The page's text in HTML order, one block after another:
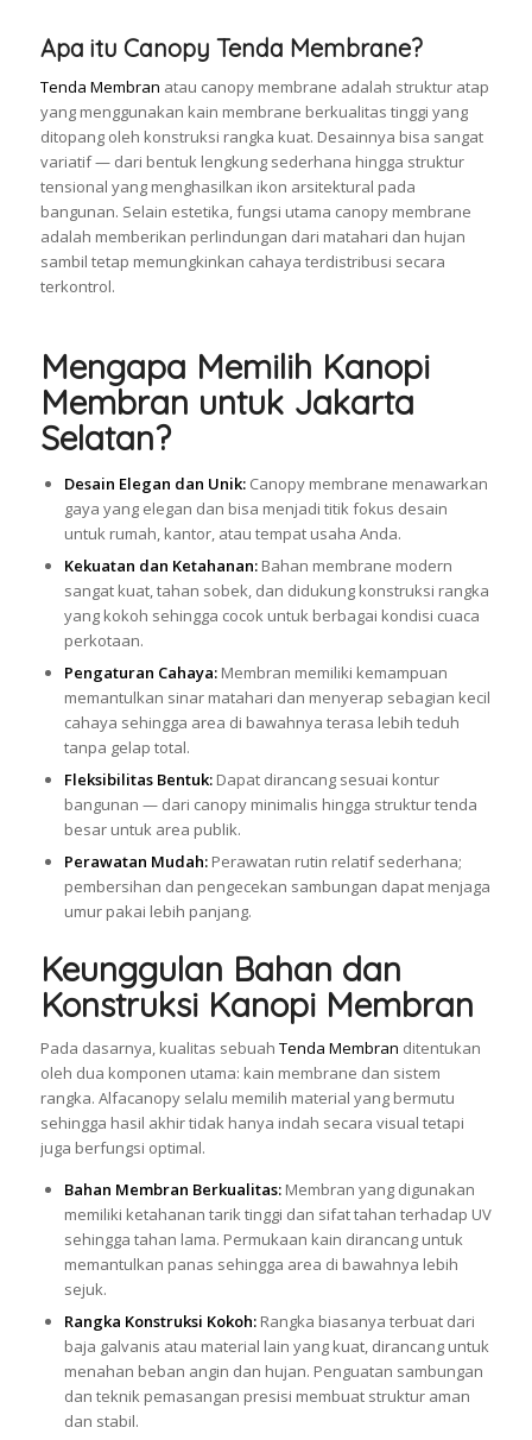
Apa itu Canopy Tenda Membrane?
Tenda Membran atau canopy membrane adalah struktur atap
yang menggunakan kain membrane berkualitas tinggi yang
ditopang oleh konstruksi rangka kuat. Desainnya bisa sangat
variatif — dari bentuk lengkung sederhana hingga struktur
tensional yang menghasilkan ikon arsitektural pada
bangunan. Selain estetika, fungsi utama canopy membrane
adalah memberikan perlindungan dari matahari dan hujan
sambil tetap memungkinkan cahaya terdistribusi secara
terkontrol.
Mengapa Memilih Kanopi
Membran untuk Jakarta
Selatan?
Desain Elegan dan Unik:Canopy membrane menawarkan
gaya yang elegan dan bisa menjadi titik fokus desain
untuk rumah, kantor, atau tempat usaha Anda.
Kekuatan dan Ketahanan:Bahan membrane modern
sangat kuat, tahan sobek, dan didukung konstruksi rangka
yang kokoh sehingga cocok untuk berbagai kondisi cuaca
perkotaan.
Pengaturan Cahaya:Membran memiliki kemampuan
memantulkan sinar matahari dan menyerap sebagian kecil
cahaya sehingga area di bawahnya terasa lebih teduh
tanpa gelap total.
Fleksibilitas Bentuk:Dapat dirancang sesuai kontur
bangunan — dari canopy minimalis hingga struktur tenda
besar untuk area publik.
Perawatan Mudah:Perawatan rutin relatif sederhana;
pembersihan dan pengecekan sambungan dapat menjaga
umur pakai lebih panjang.
Keunggulan Bahan dan
Konstruksi Kanopi Membran
Pada dasarnya, kualitas sebuah Tenda Membran ditentukan
oleh dua komponen utama: kain membrane dan sistem
rangka. Alfacanopy selalu memilih material yang bermutu
sehingga hasil akhir tidak hanya indah secara visual tetapi
juga berfungsi optimal.
Bahan Membran Berkualitas:Membran yang digunakan
memiliki ketahanan tarik tinggi dan sifat tahan terhadap UV
sehingga tahan lama. Permukaan kain dirancang untuk
memantulkan panas sehingga area di bawahnya lebih
sejuk.
Rangka Konstruksi Kokoh:Rangka biasanya terbuat dari
baja galvanis atau material lain yang kuat, dirancang untuk
menahan beban angin dan hujan. Penguatan sambungan
dan teknik pemasangan presisi membuat struktur aman
dan stabil.